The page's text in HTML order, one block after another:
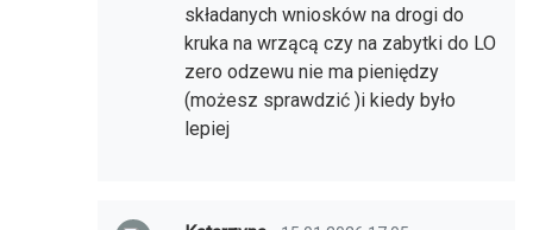
składanych wniosków na drogi do
kruka na wrzącą czy na zabytki do LO
zero odzewu nie ma pieniędzy
(możesz sprawdzić )i kiedy było
lepiej